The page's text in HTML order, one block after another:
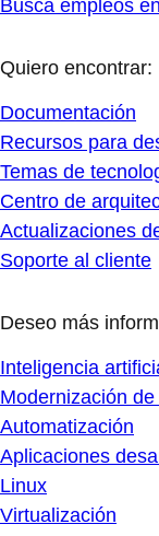
Busca empleos
Quiero encontrar:
Documentación
Recursos para
Temas de
Centro de
Actualizaciones
Soporte al cliente
Deseo más
Inteligencia
Modernización
Automatización
Aplicaciones
Linux
Virtualización